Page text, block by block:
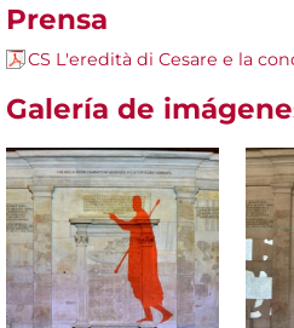
Prensa
CS L'eredità di Cesare e la
Galería de